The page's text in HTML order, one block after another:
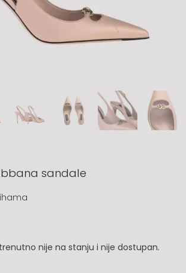
sandale
nije na stanju i nije dostupan.